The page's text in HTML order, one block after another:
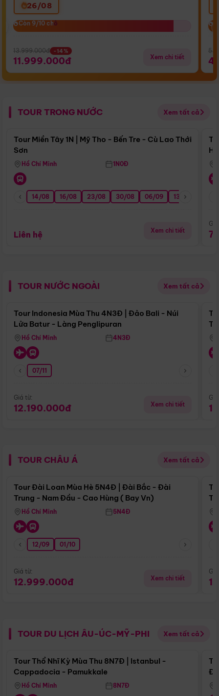
26/08
Còn 9/10 chỗ
Còn 9/10 chỗ
13.999.000đ -14%
11.999.000đ Xem chi tiết
TOUR TRONG NƯỚC Xem tất cả
Điểm nổi bật
Tour Miền Tây 1N | Mỹ Tho - Bến Tre - Cù Lao Thới
Sơn
Hồ Chí Minh 1N0Đ
14/08 16/08 23/08 30/08 06/09 13/09
Liên hệ Xem chi tiết
TOUR NƯỚC NGOÀI Xem tất cả
Điểm nổi bật
Tour Indonesia Mùa Thu 4N3Đ | Đảo Bali - Núi
Lửa Batur - Làng Penglipuran
Hồ Chí Minh 4N3Đ
07/11
Giá từ:
12.190.000đ Xem chi tiết
TOUR CHÂU Á Xem tất cả
Điểm nổi bật
Tour Đài Loan Mùa Hè 5N4Đ | Đài Bắc - Đài
Trung - Nam Đầu - Cao Hùng ( Bay Vn)
Hồ Chí Minh 5N4Đ
12/09 01/10
Giá từ:
12.999.000đ Xem chi tiết
TOUR DU LỊCH ÂU-ÚC-MỸ-PHI Xem tất cả
Điểm nổi bật
Tour Thổ Nhĩ Kỳ Mùa Thu 8N7Đ | Istanbul -
Cappadocia - Pamukkale
Hồ Chí Minh 8N7Đ